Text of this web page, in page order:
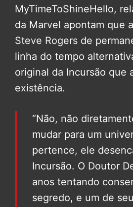
MyTimeToShineHello,
da Marvel apontam que
Steve Rogers de
linha do tempo
original da Incursão que
existência.
“Não, não
mudar para um
pertence, ele
Incursão. O Doutor
anos tentando
segredo, e um de